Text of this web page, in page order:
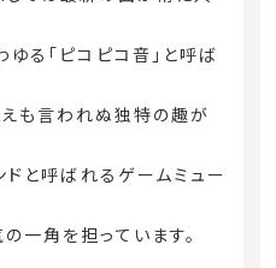
る「ピコピコ音」と呼ば
も言われぬ独特の趣が
と呼ばれるゲームミュー
一角を担っています。